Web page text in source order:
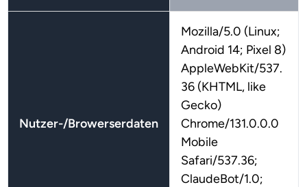
Nutzer-/Browerserdaten
Mozilla/5.0 (Linux;
Android 14; Pixel 8)
AppleWebKit/537.
36 (KHTML, like
Gecko)
Chrome/131.0.0.0
Mobile
Safari/537.36;
ClaudeBot/1.0;